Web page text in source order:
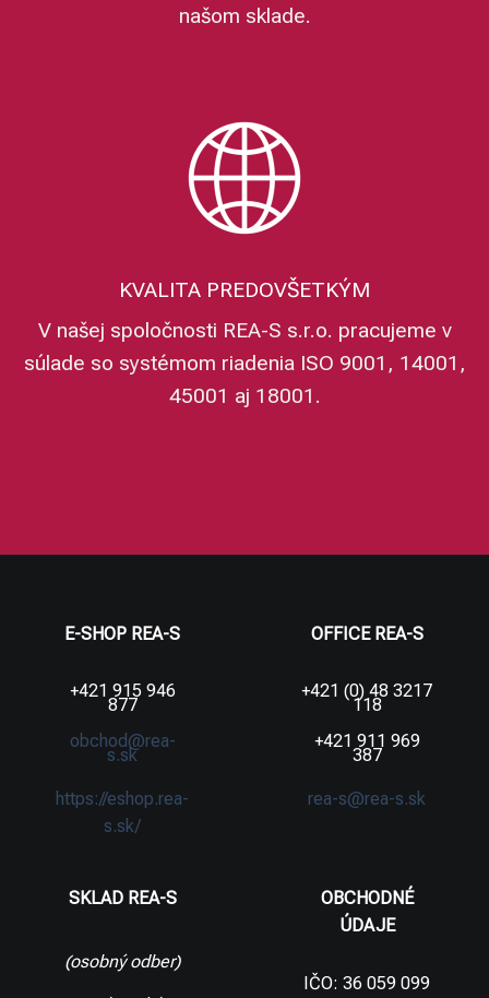
našom sklade.
KVALITA PREDOVŠETKÝM
V našej spoločnosti REA-S s.r.o. pracujeme v
súlade so systémom riadenia ISO 9001, 14001,
45001 aj 18001.
E-SHOP REA-S
+421 915 946
877
obchod@rea-
s.sk
https://eshop.rea-
s.sk/
OFFICE REA-S
+421 (0) 48 3217
118
+421 911 969
387
rea-s@rea-s.sk
SKLAD REA-S
(osobný odber)
OBCHODNÉ
ÚDAJE
IČO: 36 059 099